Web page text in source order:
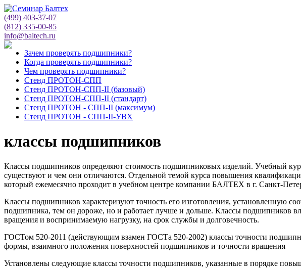
(499) 403-37-07
(812) 335-00-85
info@baltech.ru
Зачем проверять подшипники?
Когда проверять подшипники?
Чем проверять подшипники?
Стенд ПРОТОН-СПП
Стенд ПРОТОН-СПП-II (базовый)
Стенд ПРОТОН-СПП-II (стандарт)
Стенд ПРОТОН - СПП-II (максимум)
Стенд ПРОТОН - СПП-II-УВХ
классы подшипников
Классы подшипников определяют стоимость подшипниковых изделий. Учебный
существуют и чем они отличаются. Отдельной темой курса повышения
который ежемесячно проходит в учебном центре компании БАЛТЕХ в г. Санкт-
Классы подшипников характеризуют точность его изготовления, установленную
подшипника, тем он дороже, но и работает лучше и дольше. Классы подшипников
вращения и воспринимаемую нагрузку, на срок службы и долговечность.
ГОСТом 520-2011 (действующим взамен ГОСТа 520-2002) классы точности
формы, взаимного положения поверхностей подшипников и точности вращения
Установлены следующие классы точности подшипников, указанные в порядке